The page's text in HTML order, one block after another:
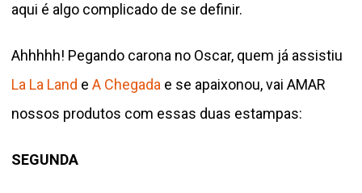
aqui é algo complicado de se definir.
Ahhhhh! Pegando carona no Oscar, quem já assistiu
La La Land e A Chegada e se apaixonou, vai AMAR
nossos produtos com essas duas estampas:
SEGUNDA